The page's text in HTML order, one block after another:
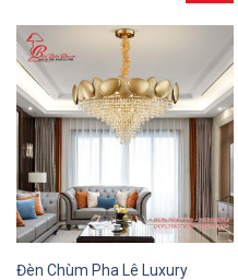
Đèn Chùm Pha Lê Luxury